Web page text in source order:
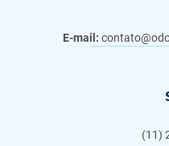
E-mail:
(11)